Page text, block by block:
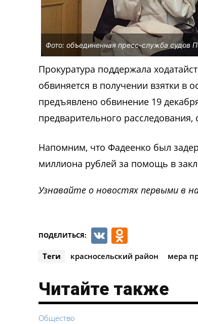
Фото: объединенная пресс-служба судов
Прокуратура поддержала
обвиняется в получении взятки в
предъявлено обвинение 19
предварительного
Напомним, что Фадеенко был
миллиона рублей за помощь в
Узнавайте о новостях первыми в
ПОДЕЛИТЬСЯ: VK
Теги красносельский район мера
Читайте также
Общество